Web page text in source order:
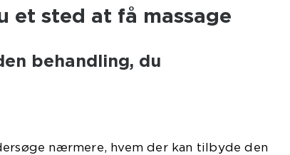
et sted at få massage
behandling, du
nærmere, hvem der kan tilbyde den